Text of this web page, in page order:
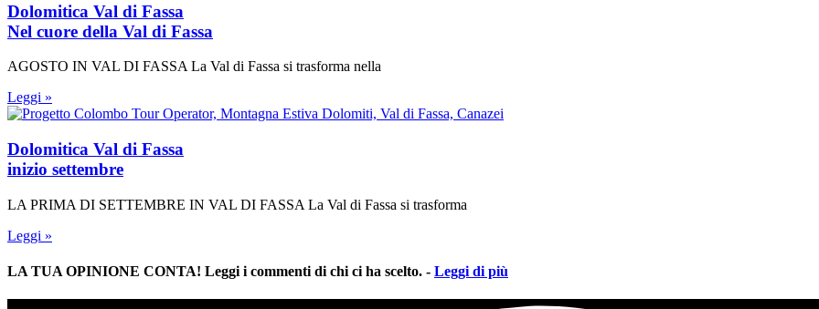
Dolomitica Val di Fassa
Nel cuore della Val di Fassa
AGOSTO IN VAL DI FASSA La Val di Fassa si trasforma nella
Leggi »
Dolomitica Val di Fassa
inizio settembre
LA PRIMA DI SETTEMBRE IN VAL DI FASSA La Val di Fassa si trasforma
Leggi »
LA TUA OPINIONE CONTA! Leggi i commenti di chi ci ha scelto. - Leggi di più